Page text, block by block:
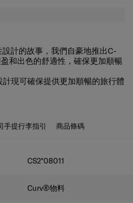
計的故事，我們自豪地推出C-
和出色的舒適性，確保更加順暢
現可確保提供更加順暢的旅行體
確保了極高的機動性和易用
手提行李指引 商品條碼
CS2*08011
Curv®物料